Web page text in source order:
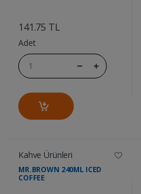
141.75 TL
Adet
Kahve Ürünleri
MR.BROWN 240ML ICED
COFFEE